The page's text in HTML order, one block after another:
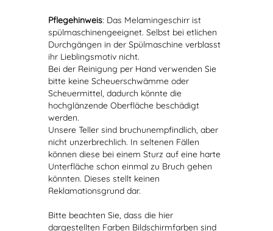
Pflegehinweis: Das Melamingeschirr ist
spülmaschinengeeignet. Selbst bei etlichen
Durchgängen in der Spülmaschine verblasst
ihr Lieblingsmotiv nicht.
Bei der Reinigung per Hand verwenden Sie
bitte keine Scheuerschwämme oder
Scheuermittel, dadurch könnte die
hochglänzende Oberfläche beschädigt
werden.
Unsere Teller sind bruchunempfindlich, aber
nicht unzerbrechlich. In seltenen Fällen
können diese bei einem Sturz auf eine harte
Unterfläche schon einmal zu Bruch gehen
könnten. Dieses stellt keinen
Reklamationsgrund dar.
Bitte beachten Sie, dass die hier
dargestellten Farben Bildschirmfarben sind